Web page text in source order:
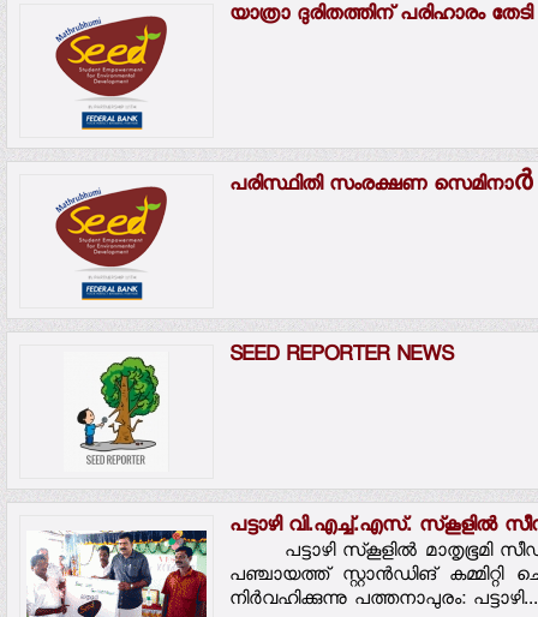
യാത്രാ ദുരിതത്തിന് പരിഹാരം തേടി
പരിസ്ഥിതി സംരക്ഷണ സെമിനാർ
SEED REPORTER NEWS
പട്ടാഴി വി.എച്ച്.എസ്. സ്‌കൂളില്‍
പട്ടാഴി സ്‌കൂളില്‍ മാതൃഭൂമി
പഞ്ചായത്ത് സ്റ്റാന്‍ഡിങ്
നിര്‍വഹിക്കുന്നു പത്തനാപുരം: പട്ടാഴി...